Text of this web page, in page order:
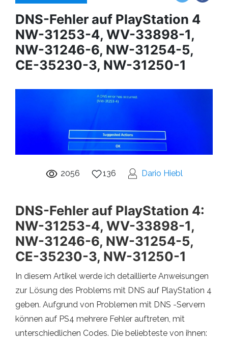
DNS-Fehler auf PlayStation 4
NW-31253-4, WV-33898-1,
NW-31246-6, NW-31254-5,
CE-35230-3, NW-31250-1
2056 136 Dario Hiebl
DNS-Fehler auf PlayStation 4:
NW-31253-4, WV-33898-1,
NW-31246-6, NW-31254-5,
CE-35230-3, NW-31250-1
In diesem Artikel werde ich detaillierte Anweisungen
zur Lösung des Problems mit DNS auf PlayStation 4
geben. Aufgrund von Problemen mit DNS -Servern
können auf PS4 mehrere Fehler auftreten, mit
unterschiedlichen Codes. Die beliebteste von ihnen: